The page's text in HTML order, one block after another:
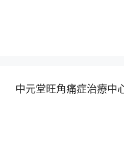
中元堂旺角痛症治療中